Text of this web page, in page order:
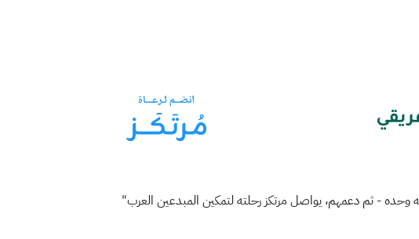
وحده - ثم دعمهم، يواصل مرتكز رحلته لتمكين المبدعين العرب"